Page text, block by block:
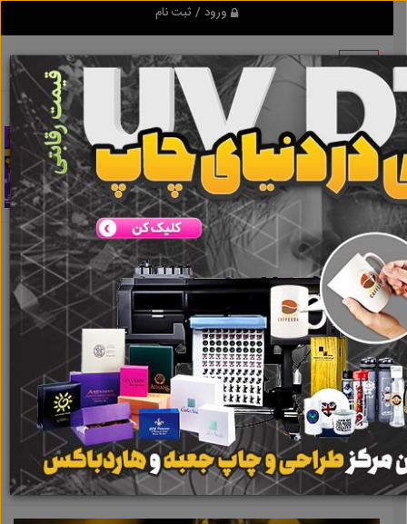
ورود / ثبت نام
اطلاعات این آگهی به علت منقضی شدن قابل
مشاهده نمی باشد